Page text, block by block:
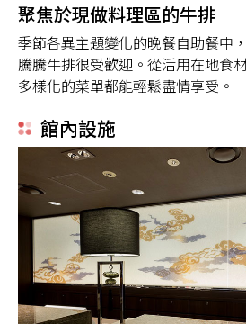
聚焦於現做料理區的牛排
季節各異主題變化的晚餐自助餐中
騰騰牛排很受歡迎。從活用在地食
多樣化的菜單都能輕鬆盡情享受。
館內設施